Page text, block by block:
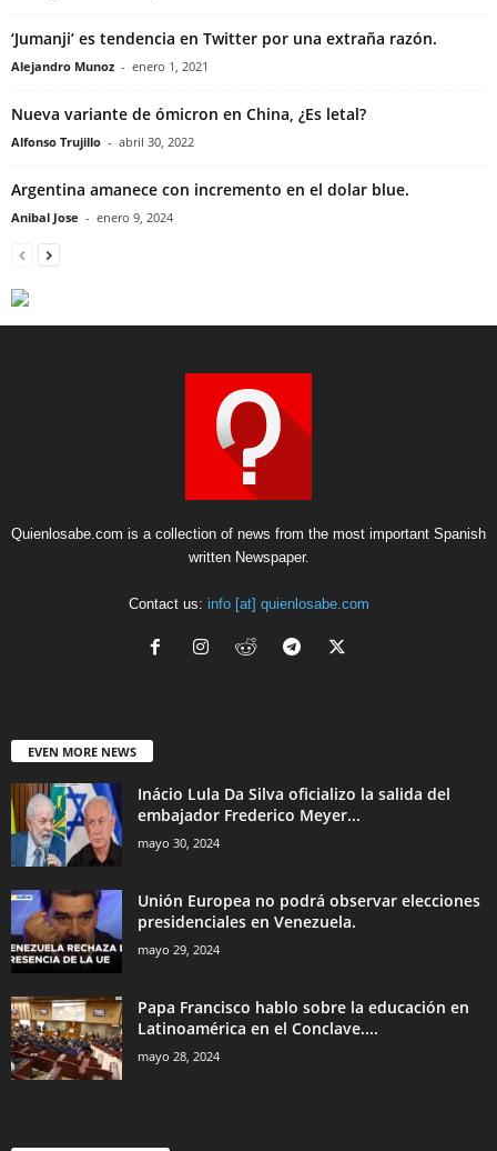
‘Jumanji’ es tendencia en Twitter por una extraña razón.
Alejandro Munoz - enero 1, 2021
Nueva variante de ómicron en China, ¿Es letal?
Alfonso Trujillo - abril 30, 2022
Argentina amanece con incremento en el dolar blue.
Anibal Jose - enero 9, 2024
Quienlosabe.com is a collection of news from the most important Spanish
written Newspaper.
Contact us: info [at] quienlosabe.com
EVEN MORE NEWS
Inácio Lula Da Silva oficializo la salida del
embajador Frederico Meyer...
mayo 30, 2024
Unión Europea no podrá observar elecciones
presidenciales en Venezuela.
mayo 29, 2024
Papa Francisco hablo sobre la educación en
Latinoamérica en el Conclave....
mayo 28, 2024